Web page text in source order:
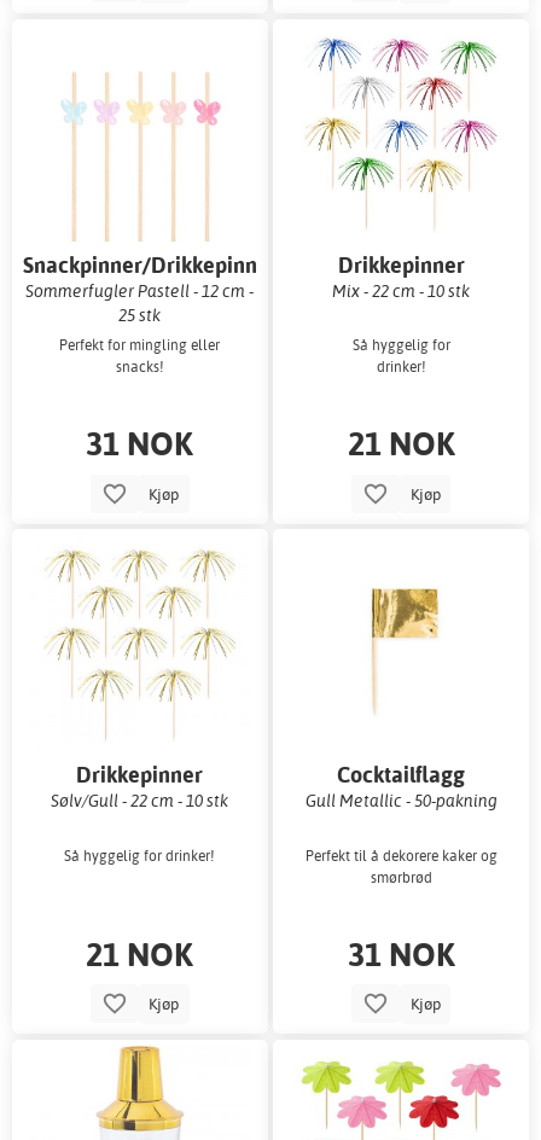
Snackpinner/Drikkepinner
Sommerfugler Pastell - 12 cm -
25 stk
Perfekt for mingling eller
snacks!
31 NOK
Kjøp
Drikkepinner
Mix - 22 cm - 10 stk
Så hyggelig for
drinker!
21 NOK
Kjøp
Drikkepinner
Sølv/Gull - 22 cm - 10 stk
Så hyggelig for drinker!
21 NOK
Kjøp
Cocktailflagg
Gull Metallic - 50-pakning
Perfekt til å dekorere kaker og
smørbrød
31 NOK
Kjøp